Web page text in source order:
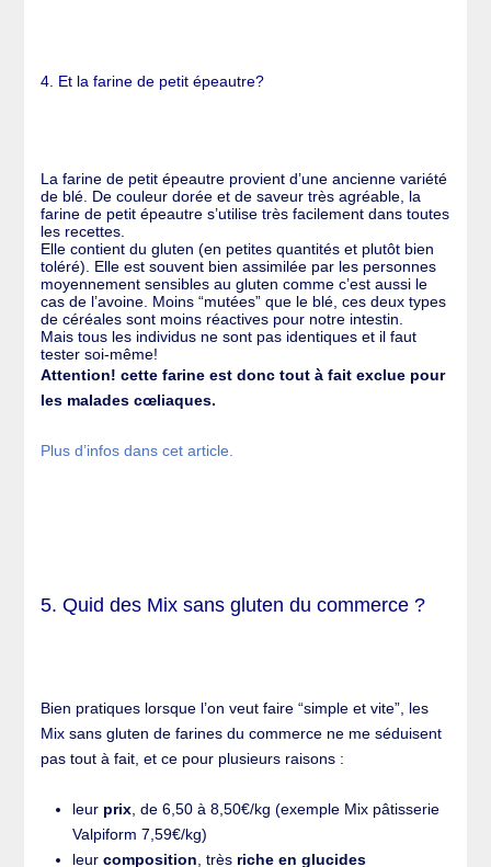
4. Et la farine de petit épeautre?
La farine de petit épeautre provient d’une ancienne variété
de blé. De couleur dorée et de saveur très agréable, la
farine de petit épeautre s’utilise très facilement dans toutes
les recettes.
Elle contient du gluten (en petites quantités et plutôt bien
toléré). Elle est souvent bien assimilée par les personnes
moyennement sensibles au gluten comme c’est aussi le
cas de l’avoine. Moins “mutées” que le blé, ces deux types
de céréales sont moins réactives pour notre intestin.
Mais tous les individus ne sont pas identiques et il faut
tester soi-même!
Attention! cette farine est donc tout à fait exclue pour
les malades cœliaques.
Plus d’infos dans cet article.
5. Quid des Mix sans gluten du commerce ?
Bien pratiques lorsque l’on veut faire “simple et vite”, les
Mix sans gluten de farines du commerce ne me séduisent
pas tout à fait, et ce pour plusieurs raisons :
leur prix , de 6,50 à 8,50€/kg (exemple Mix pâtisserie
Valpiform 7,59€/kg)
leurcomposition , très riche en glucides